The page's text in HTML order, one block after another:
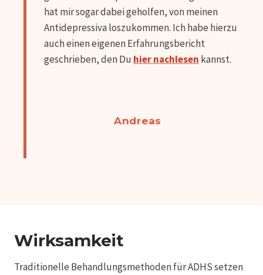
hat mir sogar dabei geholfen, von meinen
Antidepressiva loszukommen. Ich habe hierzu
auch einen eigenen Erfahrungsbericht
geschrieben, den Du hier nachlesen kannst.
Andreas
Wirksamkeit
Traditionelle Behandlungsmethoden für ADHS setzen